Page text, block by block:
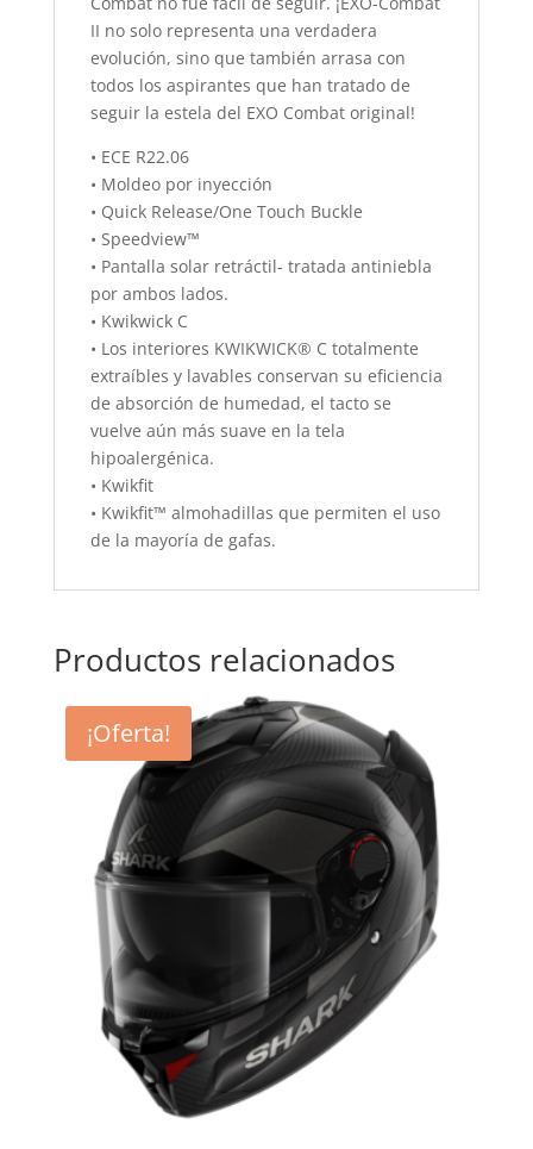
II no solo representa una verdadera
evolución, sino que también arrasa con
todos los aspirantes que han tratado de
seguir la estela del EXO Combat original!
• ECE R22.06
• Moldeo por inyección
• Quick Release/One Touch Buckle
• Speedview™
• Pantalla solar retráctil- tratada antiniebla
por ambos lados.
• Kwikwick C
• Los interiores KWIKWICK® C totalmente
extraíbles y lavables conservan su eficiencia
de absorción de humedad, el tacto se
vuelve aún más suave en la tela
hipoalergénica.
• Kwikfit
• Kwikfit™ almohadillas que permiten el uso
de la mayoría de gafas.
Productos relacionados
¡Oferta!